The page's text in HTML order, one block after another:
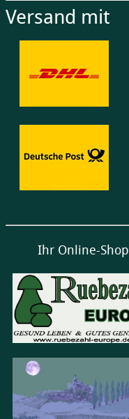
Versand mit
Ihr Online-Shop